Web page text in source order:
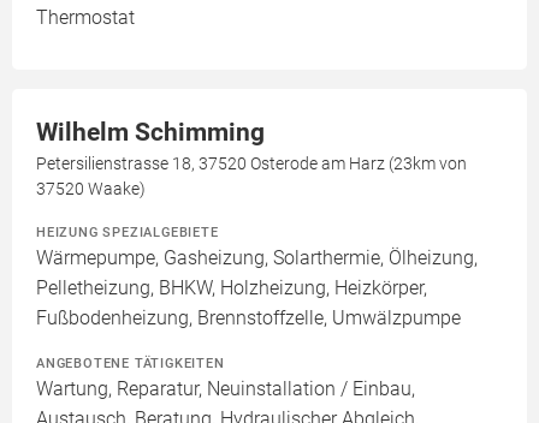
Thermostat
Wilhelm Schimming
Petersilienstrasse 18, 37520 Osterode am Harz (23km von
37520 Waake)
HEIZUNG SPEZIALGEBIETE
Wärmepumpe, Gasheizung, Solarthermie, Ölheizung,
Pelletheizung, BHKW, Holzheizung, Heizkörper,
Fußbodenheizung, Brennstoffzelle, Umwälzpumpe
ANGEBOTENE TÄTIGKEITEN
Wartung, Reparatur, Neuinstallation / Einbau,